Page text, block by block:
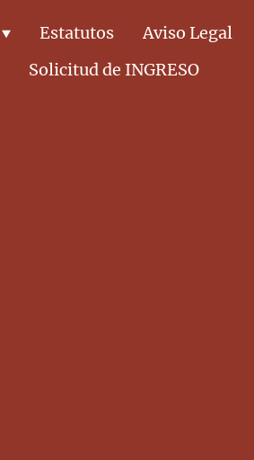
Estatutos
Aviso Legal
Solicitud de INGRESO